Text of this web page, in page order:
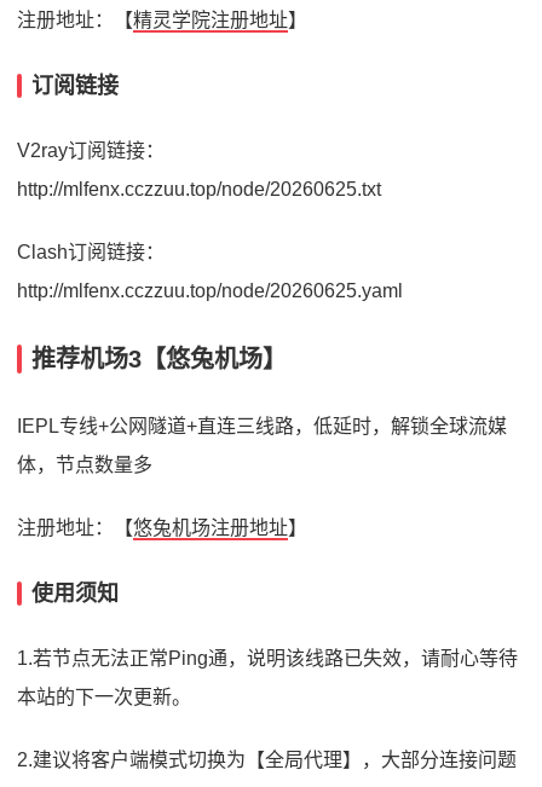
注册地址：【精灵学院注册地址】
订阅链接
V2ray订阅链接：
http://mlfenx.cczzuu.top/node/20260625.txt
Clash订阅链接：
http://mlfenx.cczzuu.top/node/20260625.yaml
推荐机场3【悠兔机场】
IEPL专线+公网隧道+直连三线路，低延时，解锁全球流媒
体，节点数量多
注册地址：【悠兔机场注册地址】
使用须知
1.若节点无法正常Ping通，说明该线路已失效，请耐心等待
本站的下一次更新。
2.建议将客户端模式切换为【全局代理】，大部分连接问题